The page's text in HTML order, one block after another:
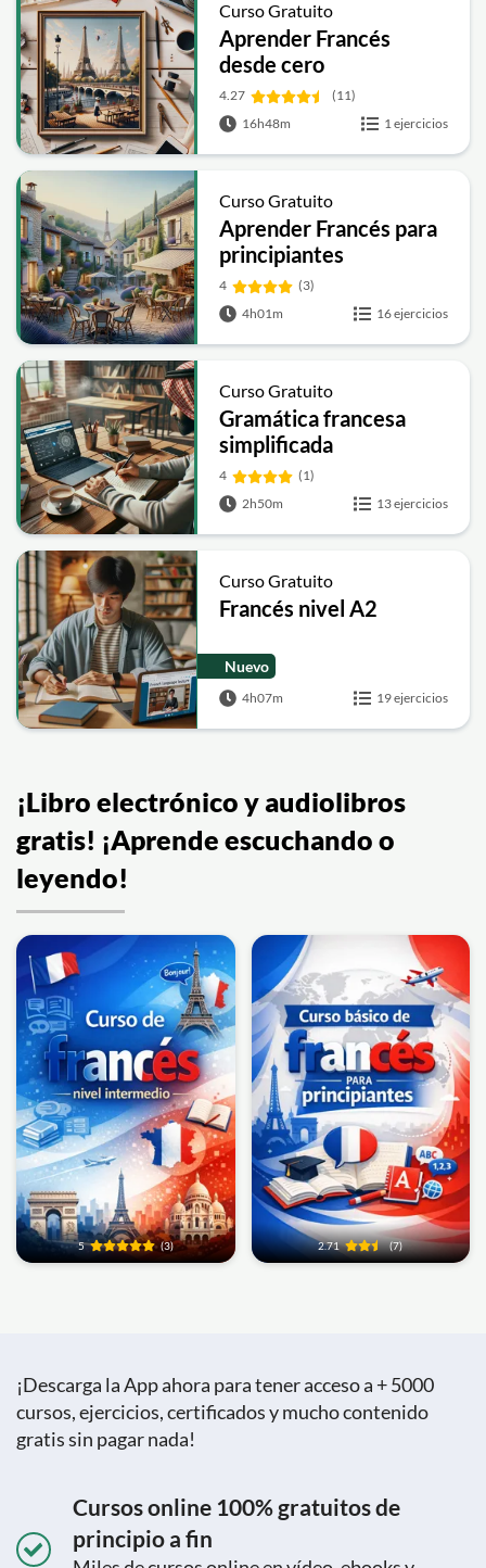
Curso Gratuito
Aprender Francés
desde cero
4.27
(11)
16h48m
1 ejercicios
Curso Gratuito
Aprender Francés para
principiantes
4
(3)
4h01m
16 ejercicios
Curso Gratuito
Gramática francesa
simplificada
4
(1)
2h50m
13 ejercicios
Curso Gratuito
Francés nivel A2
Nuevo
4h07m 19 ejercicios
¡Libro electrónico y audiolibros
gratis! ¡Aprende escuchando o
leyendo!
5 (3) 2.71 (7)
¡Descarga la App ahora para tener acceso a + 5000
cursos, ejercicios, certificados y mucho contenido
gratis sin pagar nada!
Cursos online 100% gratuitos de
principio a fin